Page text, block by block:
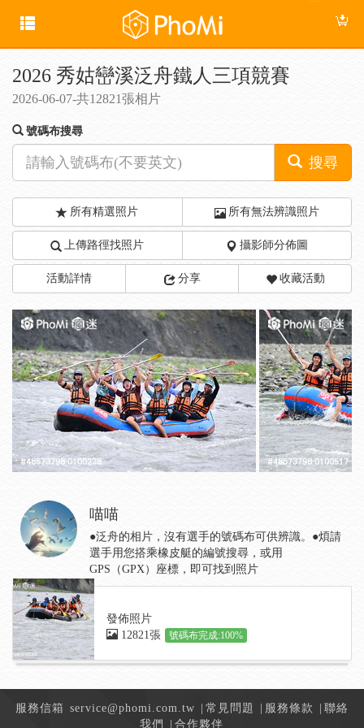
2026 秀姑巒溪泛舟鐵人三項競賽
2026-06-07-共12821張相片
號碼布搜尋
搜尋
所有精選照片 所有無法辨識照片
上傳路徑找照片 攝影師分佈圖
活動詳情 分享 收藏活動
喵喵
●泛舟的相片，沒有選手的號碼布可供辨識。●煩請
選手用您搭乘橡皮艇的編號搜尋，或用
GPS（GPX）座標，即可找到照片
發佈照片
12821張
號碼布完成:100%
服務信箱 service@phomi.com.tw 常見問題 服務條款
聯絡
我們
合作夥伴